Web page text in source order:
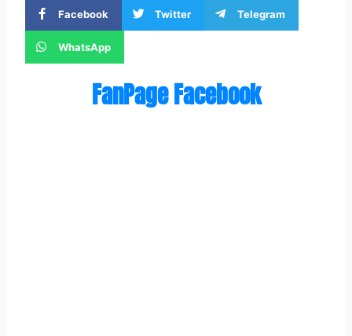
Facebook Twitter Telegram
WhatsApp
FanPage Facebook